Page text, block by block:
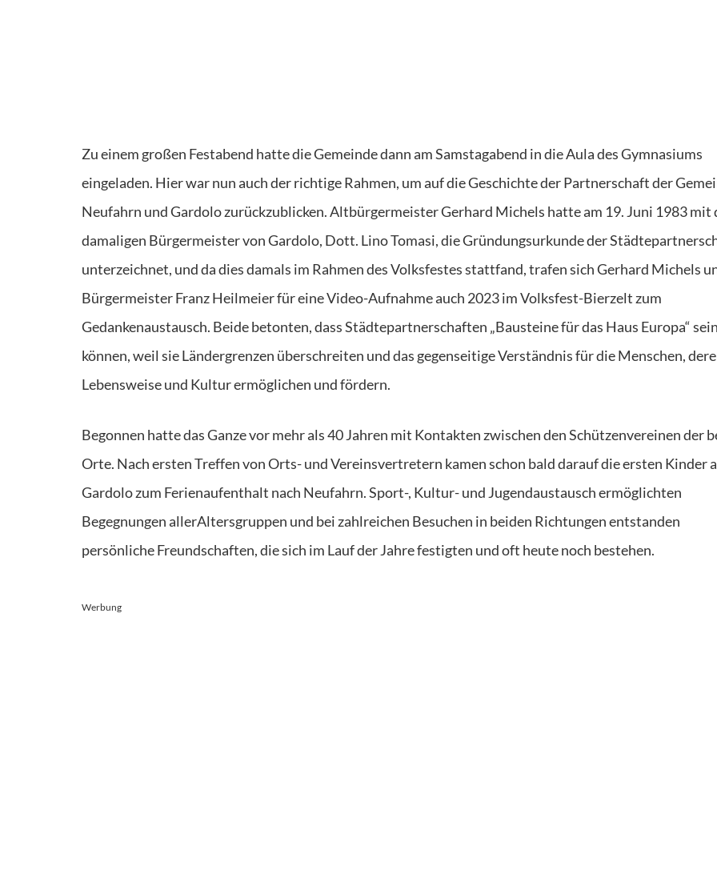
Zu einem großen Festabend hatte die Gemeinde dann am Samstagabend in die Aula des Gymnasiums
eingeladen. Hier war nun auch der richtige Rahmen, um auf die Geschichte der Partnerschaft der
Neufahrn und Gardolo zurückzublicken. Altbürgermeister Gerhard Michels hatte am 19. Juni 1983 mit
damaligen Bürgermeistervon Gardolo, Dott. Lino Tomasi,die Gründungsurkunde der
unterzeichnet, und da dies damals im Rahmendes Volksfestes stattfand, trafensichGerhard Michels
Bürgermeister Franz Heilmeierfür eine Video-Aufnahmeauch 2023im Volksfest-Bierzeltzum
Gedankenaustausch. Beide betonten, dass Städtepartnerschaften „Bausteine für das Haus Europa“ sein
können,weil sieLändergrenzen überschreiten und das gegenseitige Verständnis für die Menschen,
Lebensweise und Kultur ermöglichen und fördern.
Begonnen hattedas Ganzevor mehr als 40 Jahren mit Kontakten zwischen den Schützenvereinen der
Orte. Nach ersten Treffen von Orts- und Vereinsvertretern kamen schon bald darauf die ersten Kinder
Gardolozum Ferienaufenthalt nach Neufahrn.Sport-, Kultur- und Jugendaustausch ermöglichten
Begegnungen allerAltersgruppen und beizahlreichen Besuchen in beiden Richtungenentstanden
persönliche Freundschaften, diesich im Lauf der Jahrefestigten und oft heute noch bestehen.
Werbung